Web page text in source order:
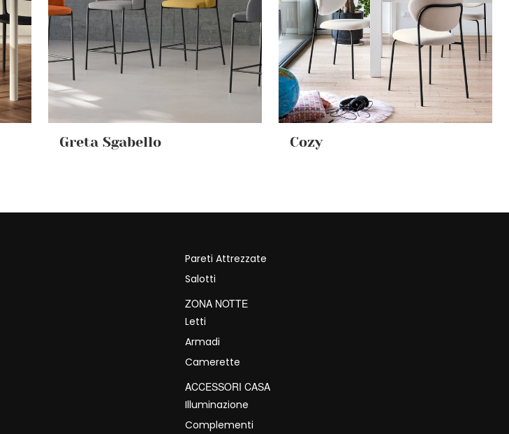
Greta Sgabello Cozy
Pareti Attrezzate
Salotti
ZONA NOTTE
Letti
Armadi
Camerette
ACCESSORI CASA
Illuminazione
Complementi